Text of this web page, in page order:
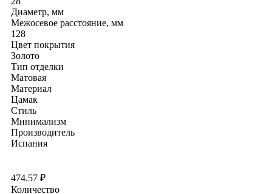
Диаметр, мм
Межосевое расстояние, мм
128
Цвет покрытия
Золото
Тип отделки
Матовая
Материал
Цамак
Стиль
Минимализм
Производитель
Испания
474.57 ₽
Количество